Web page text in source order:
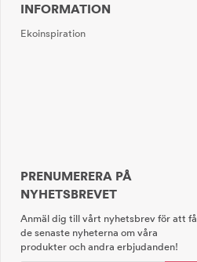
INFORMATION
Ekoinspiration
PRENUMERERA PÅ
NYHETSBREVET
Anmäl dig till vårt nyhetsbrev för att få
de senaste nyheterna om våra
produkter och andra erbjudanden!